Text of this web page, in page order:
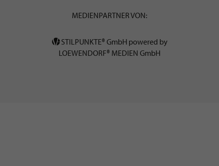
MEDIENPARTNER VON:
STILPUNKTE® GmbH powered by
LOEWENDORF® MEDIEN GmbH